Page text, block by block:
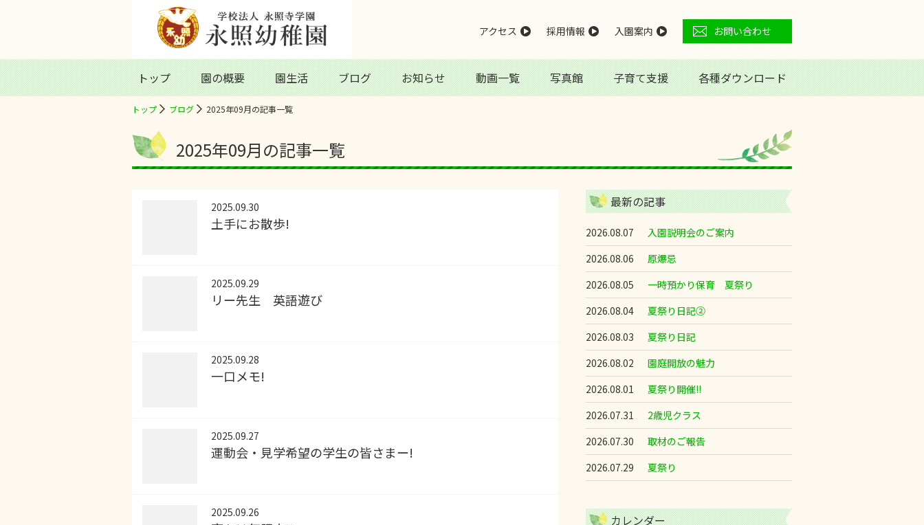
トップ 園の概要 園生活 ブログ お知らせ 動画一覧 写真館 子育て支援 各種ダウンロード
アクセス 採用情報 入園案内 お問い合わせ
トップ ブログ 2025年09月の記事一覧
2025年09月の記事一覧
2025.09.30
土手にお散歩!
2025.09.29
リー先生 英語遊び
2025.09.28
一口メモ!
2025.09.27
運動会・見学希望の学生の皆さまー!
2025.09.26
最新の記事
2026.08.07
入園説明会のご案内
2026.08.06
原爆忌
2026.08.05
一時預かり保育 夏祭り
2026.08.04
夏祭り日記②
2026.08.03
夏祭り日記
2026.08.02
園庭開放の魅力
2026.08.01
夏祭り開催!!
2026.07.31
2歳児クラス
2026.07.30
取材のご報告
2026.07.29
夏祭り
カレンダー